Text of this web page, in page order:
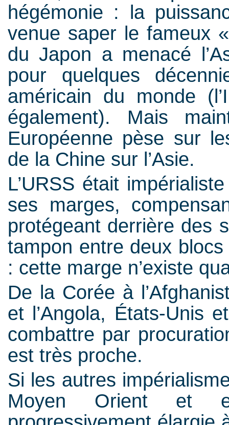
hégémonie : la
venue saper le fameux
du Japon a menacé
pour quelques
américain du monde
également). Mais
Européenne pèse sur
de la Chine sur l’Asie.
L’URSS était
ses marges,
protégeant derrière des
tampon entre deux
: cette marge n’existe
De la Corée à
et l’Angola, États-Unis
combattre par
est très proche.
Si les autres
Moyen Orient et